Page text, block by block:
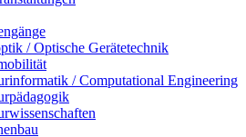
/ Optische Gerätetechnik
/ Computational Engineering